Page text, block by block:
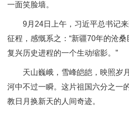
一面笑脸墙。
9月24日上午，习近平总书记来
征程，感慨系之：“新疆70年的沧
复兴历史进程的一个生动缩影。”
天山巍峨，雪峰皑皑，映照岁
河中不过一瞬。这片祖国六分之一
教日月换新天的人间奇迹。